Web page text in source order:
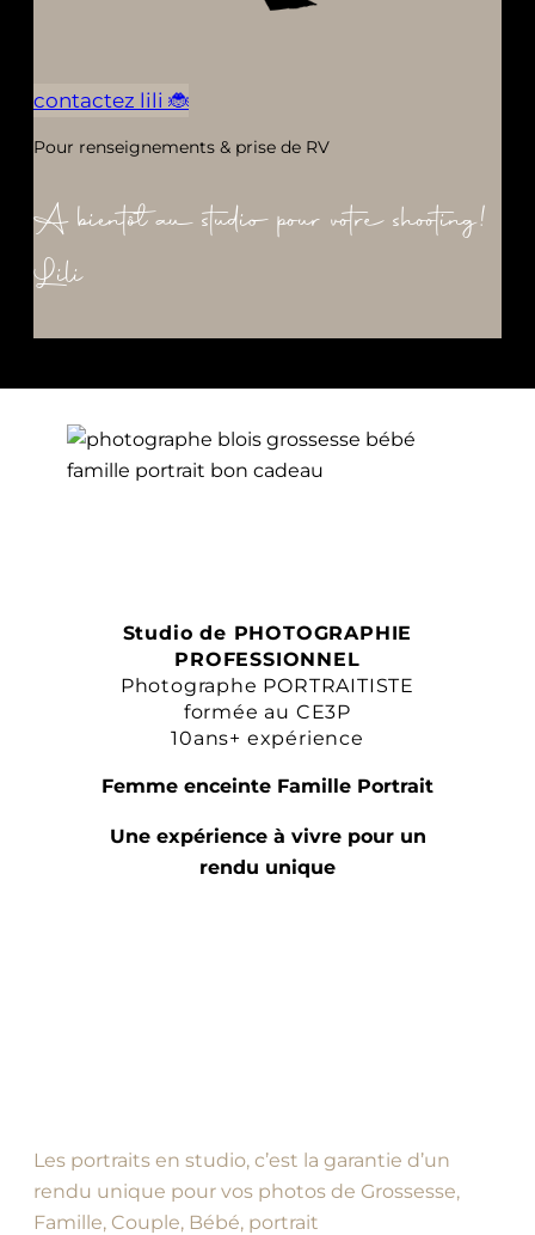
contactez lili 🐞
Pour renseignements & prise de RV
A bientôt au studio pour votre shooting!
Lili
Studio de PHOTOGRAPHIE
PROFESSIONNEL
Photographe PORTRAITISTE
formée au CE3P
10ans+ expérience
Femme enceinte Famille Portrait
Une expérience à vivre pour un
rendu unique
Les portraits en studio, c’est la garantie d’un
rendu unique pour vos photos de Grossesse,
Famille, Couple, Bébé, portrait